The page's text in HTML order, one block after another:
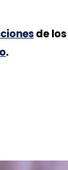
de los
.